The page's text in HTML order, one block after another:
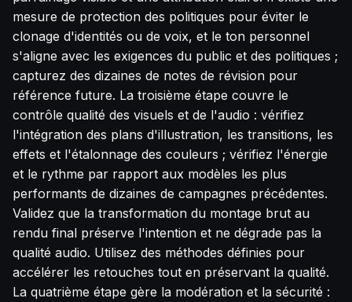
mesure de protection des politiques pour éviter le
clonage d'identités ou de voix, et le ton personnel
s'aligne avec les exigences du public et des politiques ;
capturez des dizaines de notes de révision pour
référence future. La troisième étape couvre le
contrôle qualité des visuels et de l'audio : vérifiez
l'intégration des plans d'illustration, les transitions, les
effets et l'étalonnage des couleurs ; vérifiez l'énergie
et le rythme par rapport aux modèles les plus
performants de dizaines de campagnes précédentes.
Validez que la transformation du montage brut au
rendu final préserve l'intention et ne dégrade pas la
qualité audio. Utilisez des méthodes définies pour
accélérer les retouches tout en préservant la qualité.
La quatrième étape gère la modération et la sécurité :